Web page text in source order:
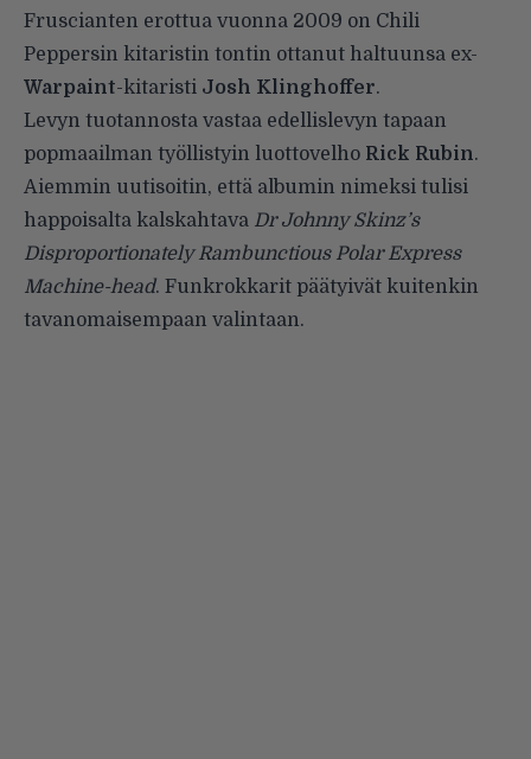
Fruscianten erottua vuonna 2009 on Chili
Peppersin kitaristin tontin ottanut haltuunsa ex-
Warpaint-kitaristi Josh Klinghoffer.
Levyn tuotannosta vastaa edellislevyn tapaan
popmaailman työllistyin luottovelho Rick Rubin.
Aiemmin uutisoitin, että albumin nimeksi tulisi
happoisalta kalskahtava Dr Johnny Skinz’s
Disproportionately Rambunctious Polar Express
Machine-head. Funkrokkarit päätyivät kuitenkin
tavanomaisempaan valintaan.